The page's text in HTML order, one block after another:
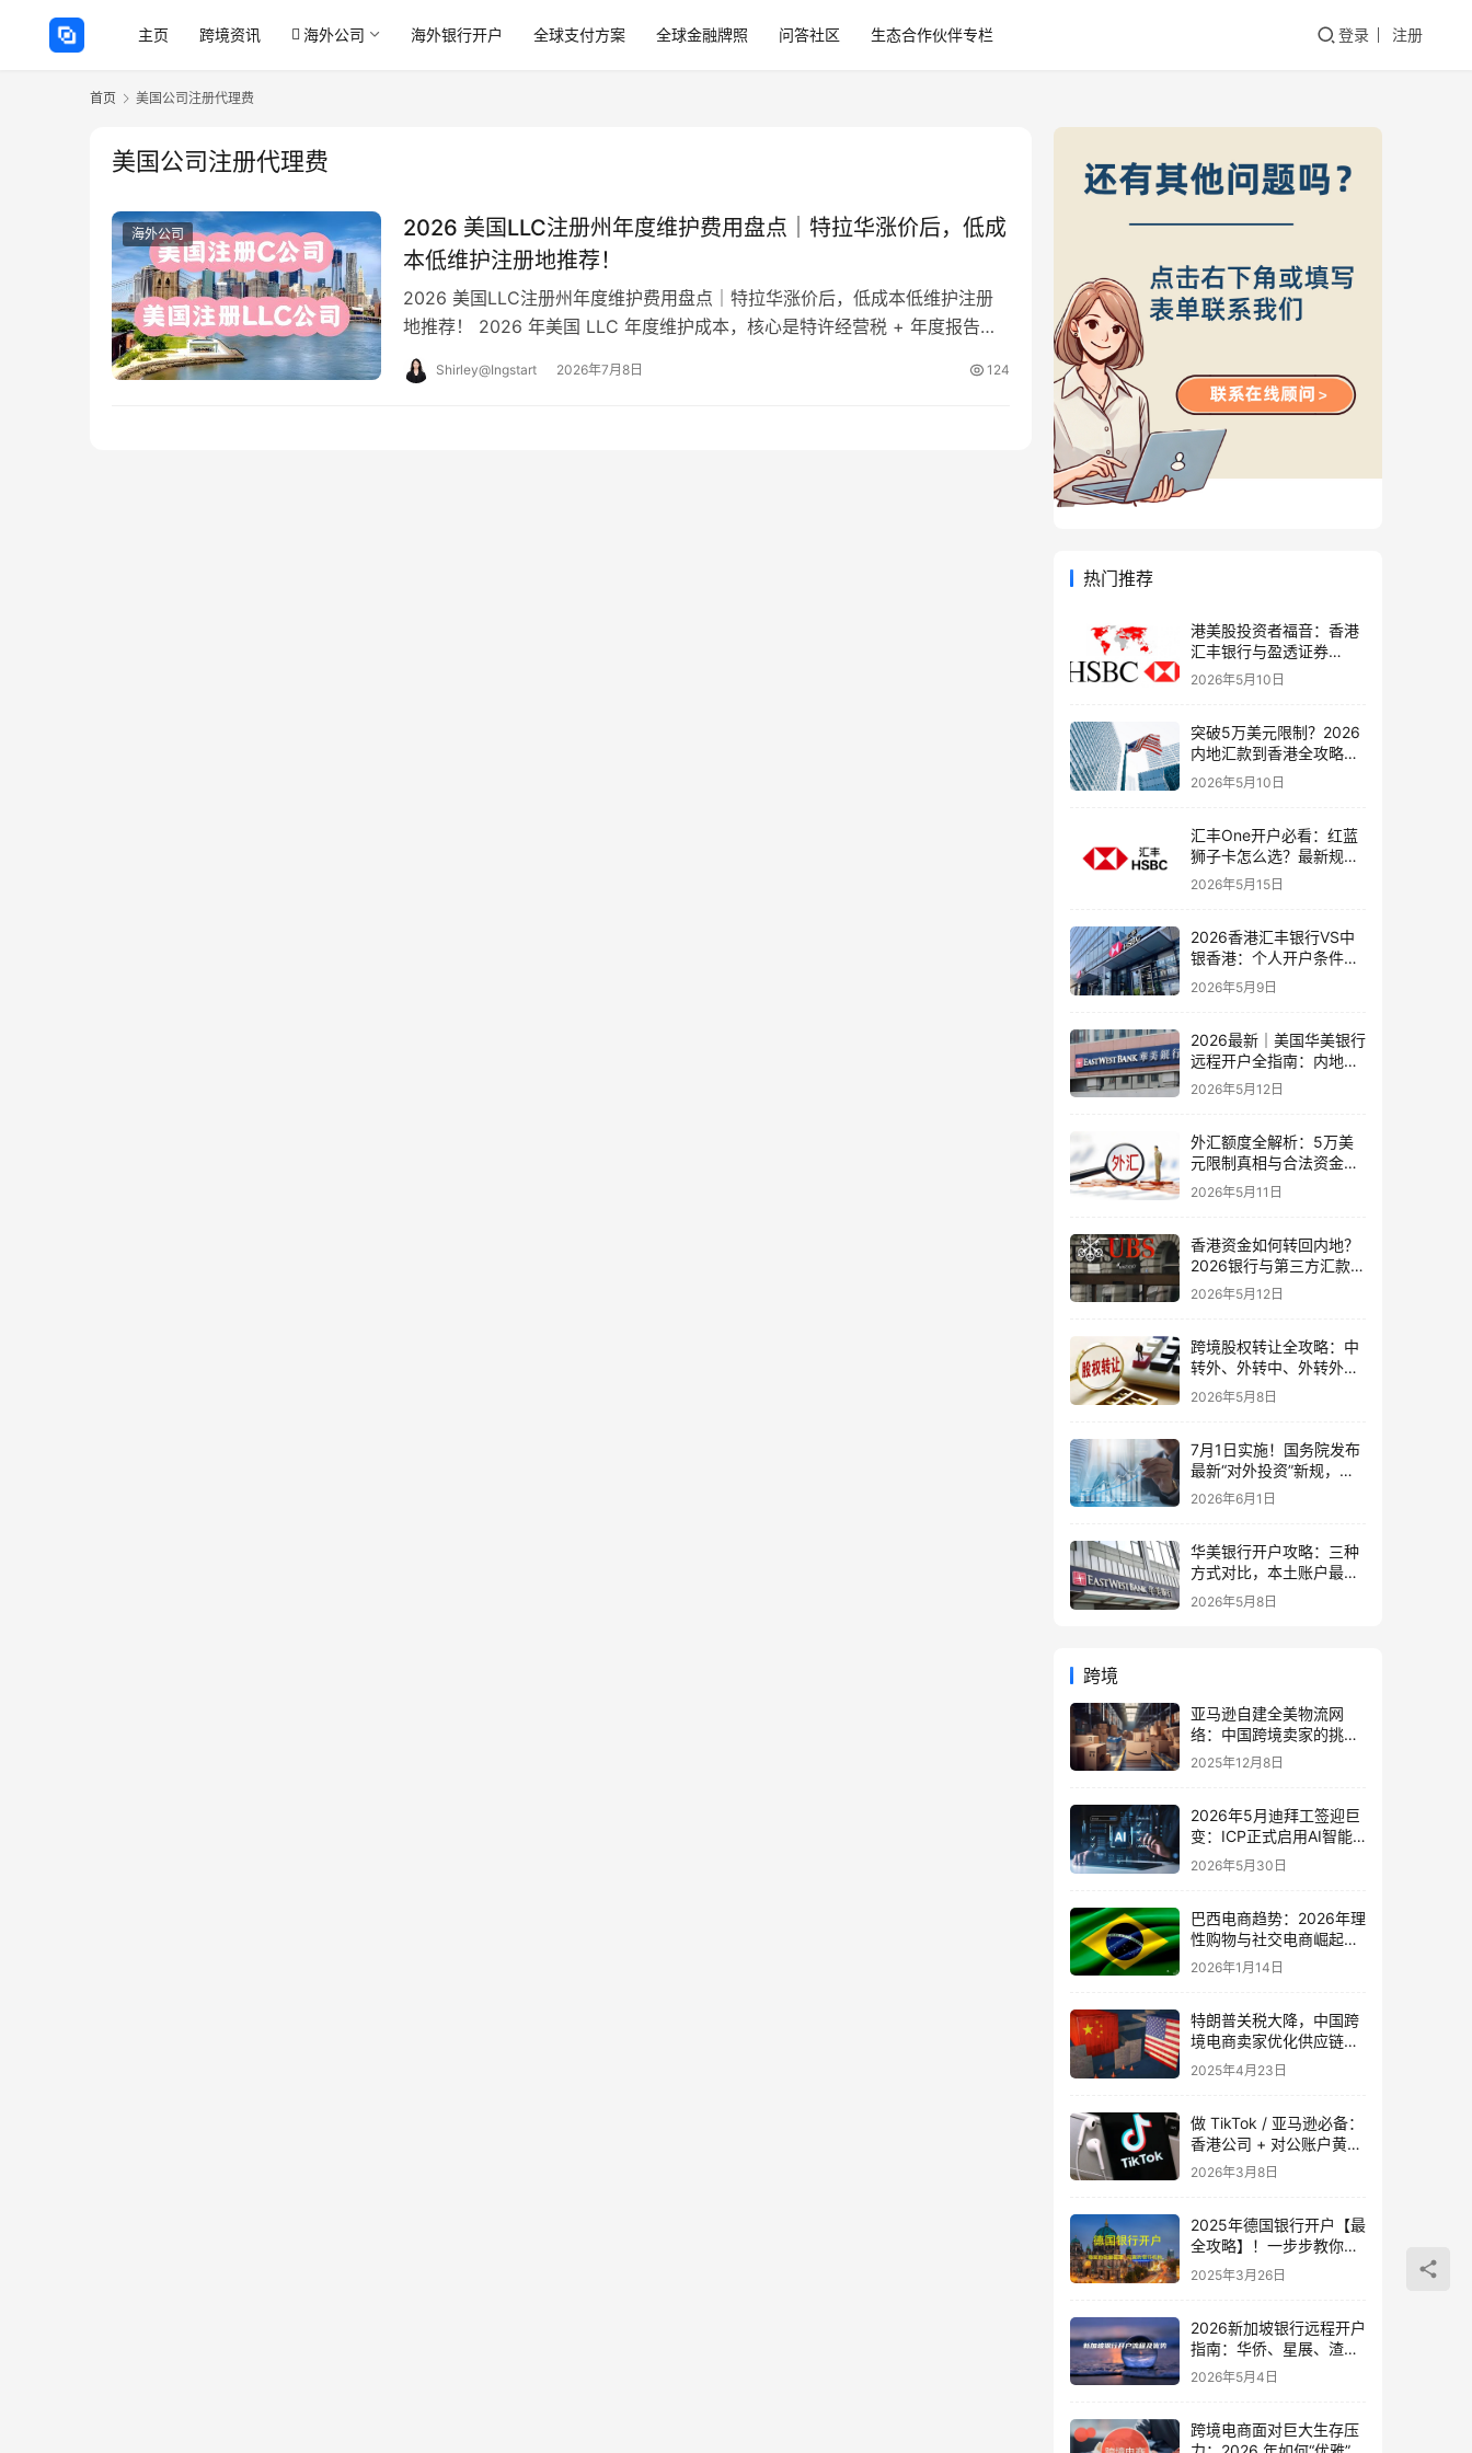
主页 跨境资讯 海外公司 海外银行开户 全球支付方案 全球金融牌照 问答社区 生态合作伙伴专栏 登录 注册
首页 美国公司注册代理费
美国公司注册代理费
海外公司
2026 美国LLC注册州年度维护费用盘点｜特拉华涨价后，低成
本低维护注册地推荐！
2026 美国LLC注册州年度维护费用盘点｜特拉华涨价后，低成本低维护注册
地推荐！ 2026 年美国 LLC 年度维护成本，核心是特许经营税 + 年度报告费
+ 注册代理费，怀俄明…
Shirley@Ingstart 2026年7月8日 124
热门推荐
港美股投资者福音：香港
汇丰银行与盈透证券
（IBKR）绑定入金全流
2026年5月10日
突破5万美元限制？2026
内地汇款到香港全攻略：
4种合法路径、手续费对
比与避坑指南
2026年5月10日
汇丰One开户必看：红蓝
狮子卡怎么选？最新规则
+补办攻略+5个避坑指南
2026年5月15日
2026香港汇丰银行VS中
银香港：个人开户条件、
费用、下户速度全方位对
比指南
2026年5月9日
2026最新｜美国华美银行
远程开户全指南：内地居
民足不出户办理美股与跨
2026年5月12日
外汇额度全解析：5万美
元限制真相与合法资金出
境通道
2026年5月11日
香港资金如何转回内地？
2026银行与第三方汇款全
攻略
2026年5月12日
跨境股权转让全攻略：中
转外、外转中、外转外合
规流程与税务处理（2026
最新版）
2026年5月8日
7月1日实施！国务院发布
最新“对外投资”新规，炒
股、出海、海外资产配置
2026年6月1日
华美银行开户攻略：三种
方式对比，本土账户最稳
定可靠
2026年5月8日
跨境
亚马逊自建全美物流网
络：中国跨境卖家的挑战
与机遇深度解析
2025年12月8日
2026年5月迪拜工签迎巨
变：ICP正式启用AI智能
审核系统，你的职业背景
能通过算法评估吗？
2026年5月30日
巴西电商趋势：2026年理
性购物与社交电商崛起，
中国卖家的机遇与策略
2026年1月14日
特朗普关税大降，中国跨
境电商卖家优化供应链、
提升竞争力的【实用攻
略】！
2025年4月23日
做 TikTok / 亚马逊必备：
香港公司 + 对公账户黄金
组合（2026最新指南）
2026年3月8日
2025年德国银行开户【最
全攻略】！一步步教你轻
松搞定！
2025年3月26日
2026新加坡银行远程开户
指南：华侨、星展、渣打
对比，跨境需求首选
2026年5月4日
跨境电商面对巨大生存压